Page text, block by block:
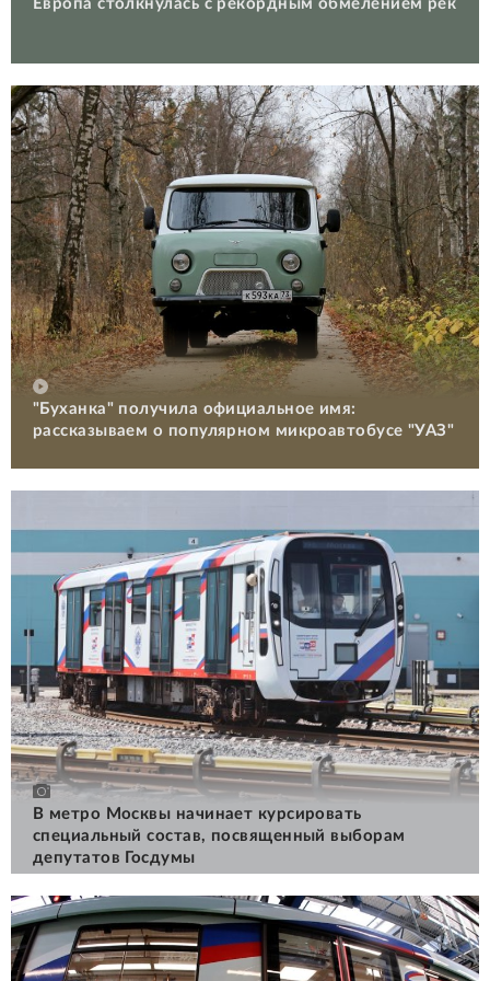
Европа столкнулась с рекордным обмелением рек
"Буханка" получила официальное имя:
рассказываем о популярном микроавтобусе "УАЗ"
В метро Москвы начинает курсировать
специальный состав, посвященный выборам
депутатов Госдумы